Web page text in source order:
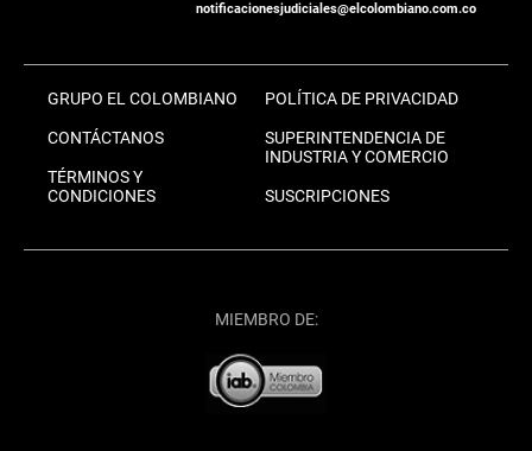
notificacionesjudiciales@elcolombiano.com.co
GRUPO EL COLOMBIANO
CONTÁCTANOS
TÉRMINOS Y
CONDICIONES
POLÍTICA DE PRIVACIDAD
SUPERINTENDENCIA DE
INDUSTRIA Y COMERCIO
SUSCRIPCIONES
MIEMBRO DE: